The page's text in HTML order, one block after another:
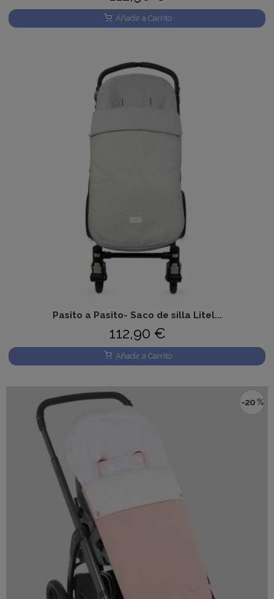
Añadir a Carrito
Pasito a Pasito- Saco de silla Litel...
112,90 €
Añadir a Carrito
-20 %